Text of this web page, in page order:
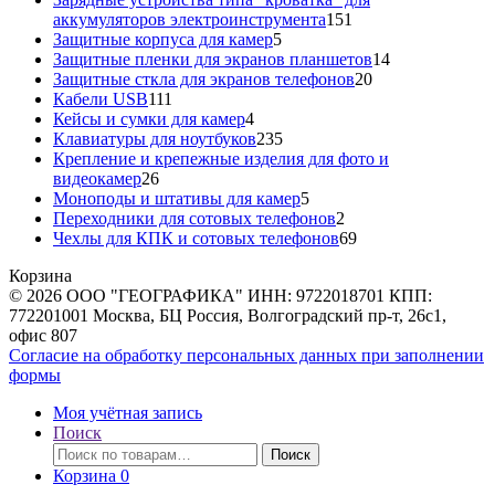
аккумуляторов электроинструмента151
Защитные корпуса для камер55
товаров
Защитные пленки для экранов планшетов1414
Защитные сткла для экранов телефонов2020
Кабели USB111
товаров
Кейсы и сумки для камер44
товара
Клавиатуры для ноутбуков235235
товаров
Крепление и крепежные изделия для фото и
видеокамер2626
товаров
Моноподы и штативы для камер55
товаров
Переходники для сотовых телефонов2
товара
Чехлы для КПК и сотовых телефонов6969
Корзина
© 2026 ООО "ГЕОГРАФИКА" ИНН: 9722018701 КПП:
772201001 Москва, БЦ Россия, Волгоградский пр-т, 26с1,
офис 807
Согласие на обработку персональных данных при заполнении
формы
Моя учётная запись
Поиск
Искать:
Поиск
Корзина 0